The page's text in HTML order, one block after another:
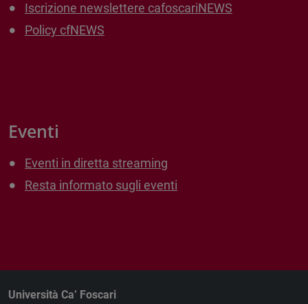
Iscrizione newslettere cafoscariNEWS
Policy cfNEWS
Eventi
Eventi in diretta streaming
Resta informato sugli eventi
Università Ca’ Foscari